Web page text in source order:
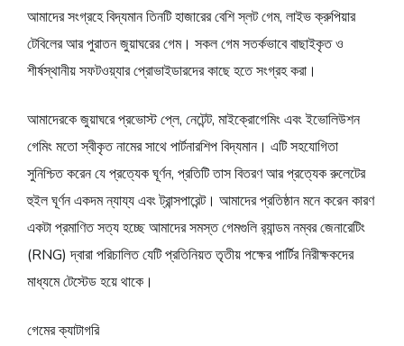
আমাদের সংগ্রহে বিদ্যমান তিনটি হাজারের বেশি স্লট গেম, লাইভ ক্রুপিয়ার
টেবিলের আর পুরাতন জুয়াঘরের গেম। সকল গেম সতর্কভাবে বাছাইকৃত ও
শীর্ষস্থানীয় সফটওয়্যার প্রোভাইডারদের কাছে হতে সংগ্রহ করা।
আমাদেরকে জুয়াঘরে প্রভোস্ট প্লে, নেটেন্ট, মাইক্রোগেমিং এবং ইভোলিউশন
গেমিং মতো স্বীকৃত নামের সাথে পার্টনারশিপ বিদ্যমান। এটি সহযোগিতা
সুনিশ্চিত করেন যে প্রত্যেক ঘূর্ণন, প্রতিটি তাস বিতরণ আর প্রত্যেক রুলেটের
হুইল ঘূর্ণন একদম ন্যায্য এবং ট্রান্সপারেন্ট। আমাদের প্রতিষ্ঠান মনে করেন কারণ
একটা প্রমাণিত সত্য হচ্ছে আমাদের সমস্ত গেমগুলি র‍্যান্ডম নম্বর জেনারেটিং
(RNG) দ্বারা পরিচালিত যেটি প্রতিনিয়ত তৃতীয় পক্ষের পার্টির নিরীক্ষকদের
মাধ্যমে টেস্টেড হয়ে থাকে।
গেমের ক্যাটাগরি